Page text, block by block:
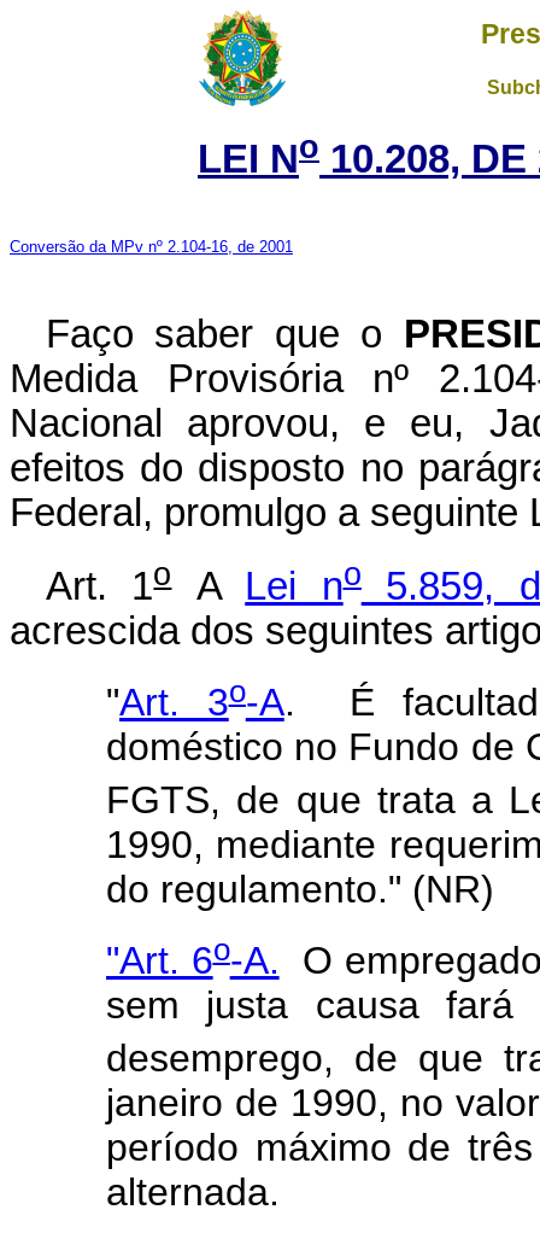
LEI No 10.208,
Conversão da MPv nº 2.104-16, de 2001
Faço saber que o
Medida Provisória nº
Nacional aprovou, e eu,
efeitos do disposto no
Federal, promulgo a seguinte
Art. 1oA Lei no5.859,
acrescida dos seguintes
"Art. 3o-A. É
doméstico no Fundo de
FGTS, de que trata a
1990, mediante
do regulamento." (NR)
"Art. 6o-A. O
sem justa causa
desemprego, de que
janeiro de 1990, no
período máximo de
alternada.